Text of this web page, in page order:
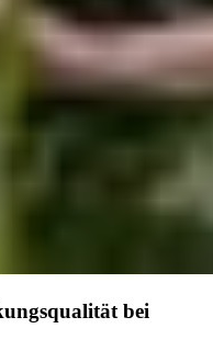
bei